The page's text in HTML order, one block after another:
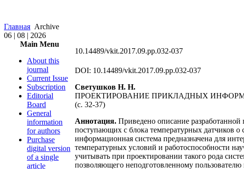
Главная Archive
06 | 08 | 2026
Main Menu
About this
journal
Current Issue
Subscription
Editorial
Board
General
information
for authors
Purchase
digital version
of a single
article
10.14489/vkit.2017.09.pp.032-037
DOI: 10.14489/vkit.2017.09.pp.032-037
Светушков Н. Н.
ПРОЕКТИРОВАНИЕ ПРИКЛАДНЫХ
(c. 32-37)
Аннотация. Приведено описание
поступающих с блока температурных датчиков
информационная система предназначена для
температурных условий и работоспособности
учитывать при проектировании такого рода
позволяющего неподготовленному